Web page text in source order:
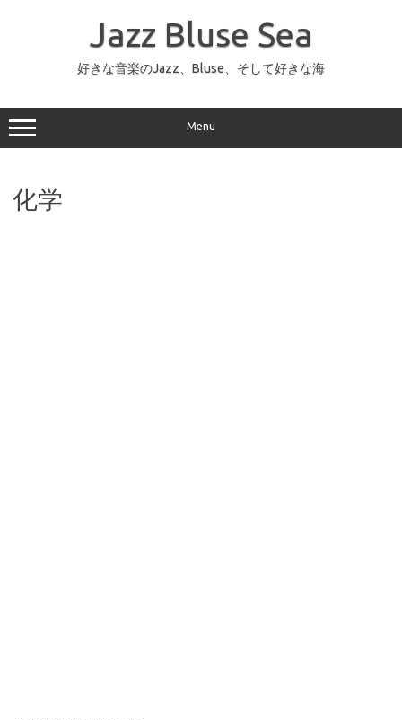
ッ
プ
Jazz Bluse Sea
好きな音楽のJazz、Bluse、そして好きな海
Menu
化学